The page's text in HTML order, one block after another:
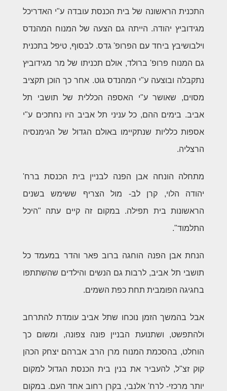
התכנית הראשונה של בית הכנסת עובדה ע"י האדריכל
מגידוביץ יהודה. הייתה גם הצעה של המנוח המהנדס
וילבושיבץ ביחד עם הפרופ' גדס. לבסוף, טיפל בתכנית
גם המנוח פרופ' ברולד, אולם תכניתו של מר מגידוביץ
נתקבלה ובוצעה ע"י המהנדס גוט. אחר כך הוכן תקציב
מסוים, שאושר ע"י האספה הכללית של תושבי תל
אביב. בימים ההם, כל עניני תל אביב היו נחתכים ע"י
אספות כלליות שנתקיימו באולם הגדול של הגימנסיה
הרצליה.
מתחלה הונחה אבן הפנה לבניין בית הכנסת ברח'
יהודה הלוי, קרן לב- מול הצריף ששימש בשנים
הראשונות בית תפילה. במקום זה קיים עתה "היכל
התלמוד".
הנחת אבן הפנה הוחגה ברוב פאר והדר במעמד כל
תושבי תל אביב, לרבות גם הנשים והילדים שהשתתפו
בחגיגה הפומבית תחת כפת השמים.
אבל בהמשך הזמן נוכחו שתל אביב עומדת להתרחב
ולהתפשט, ושתנועת הבניין פונה צפונה, ומשום כך
הוחלט, בהסכמת המנוח מרן הרב אברהם יצחק הכהן
קוק זצ"ל, להעביר את בנין בית הכנסת הגדול למקום
יותר מרכזי- לרח' אלנבי, בקרן רחוב אחד העם. במקום